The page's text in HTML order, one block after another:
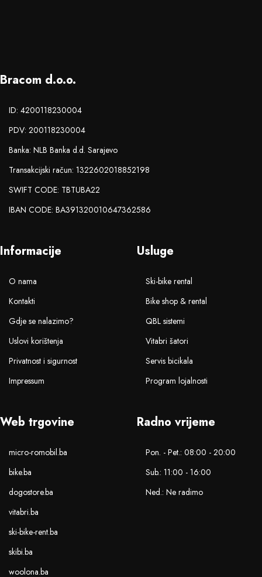
Bracom d.o.o.
ID: 4200118230004
PDV: 200118230004
Banka: NLB Banka d.d. Sarajevo
Transakcijski račun: 1322602018852198
SWIFT CODE: TBTUBA22
IBAN CODE: BA391320010647362586
Informacije
O nama
Kontakti
Gdje se nalazimo?
Uslovi korištenja
Privatnost i sigurnost
Impressum
Usluge
Ski-bike rental
Bike shop & rental
QBL sistemi
Vitabri šatori
Servis bicikala
Program lojalnosti
Web trgovine
micro-romobil.ba
bike.ba
dogostore.ba
vitabri.ba
ski-bike-rent.ba
skibi.ba
woolona.ba
Radno vrijeme
Pon. - Pet.: 08:00 - 20:00
Sub.: 11:00 - 16:00
Ned.: Ne radimo